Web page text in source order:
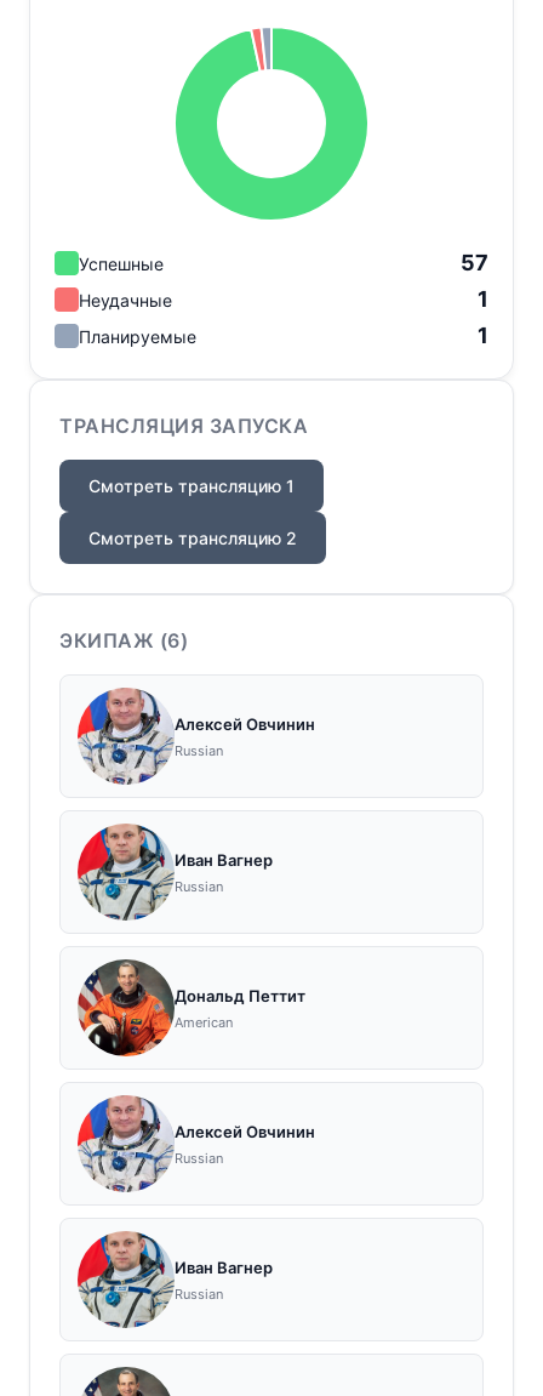
Успешные 57
Неудачные 1
Планируемые 1
ТРАНСЛЯЦИЯ ЗАПУСКА
Смотреть трансляцию 1
Смотреть трансляцию 2
ЭКИПАЖ (6)
Алексей Овчинин
Russian
Иван Вагнер
Russian
Дональд Петтит
American
Алексей Овчинин
Russian
Иван Вагнер
Russian